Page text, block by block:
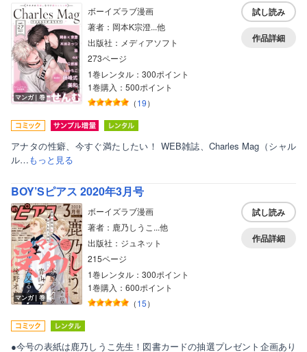
マンガ｜巻
ボーイズラブ漫画
著者：岡本K宗澄...他
出版社：メディアソフト
273ページ
1巻レンタル：300ポイント
1巻購入：500ポイント
（19）
試し読み
作品詳細
アナタの性癖、今すぐ満たしたい！ WEB雑誌、Charles Mag（シャル
ル…もっと見る
BOY’Sピアス 2020年3月号
マンガ｜巻
ボーイズラブ漫画
著者：鹿乃しうこ...他
出版社：ジュネット
215ページ
1巻レンタル：300ポイント
1巻購入：600ポイント
（15）
試し読み
作品詳細
●今号の表紙は鹿乃しうこ先生！図書カードの抽選プレゼント企画あり